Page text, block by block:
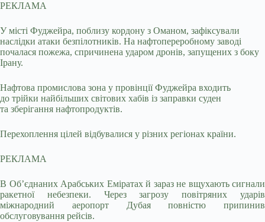
РЕКЛАМА
У місті Фуджейра, поблизу кордону з Оманом, зафіксували
наслідки атаки безпілотників. На нафтопереробному заводі
почалася пожежа, спричинена ударом дронів, запущених з боку
Ірану.
Нафтова промислова зона у провінції Фуджейра входить
до трійки найбільших світових хабів із заправки суден
та зберігання нафтопродуктів.
Перехоплення цілей відбувалися у різних регіонах країни.
РЕКЛАМА
В Об’єднаних Арабських Еміратах й зараз не вщухають сигнали
ракетної небезпеки. Через загрозу повітряних ударів
міжнародний аеропорт Дубая повністю припинив
обслуговування рейсів.